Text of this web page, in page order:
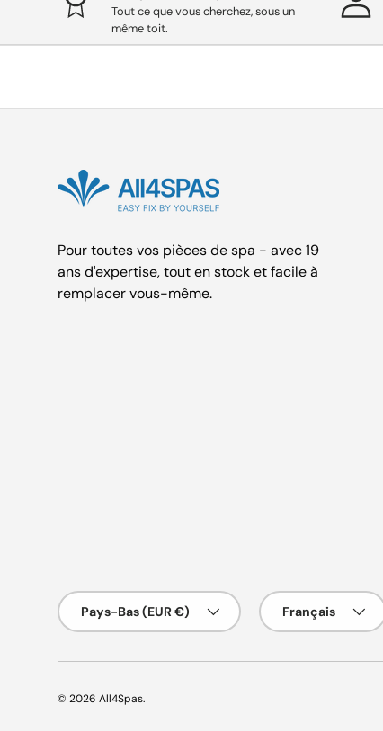
Tout ce que vous cherchez, sous un
même toit.
Pour toutes vos pièces de spa - avec 19
ans d'expertise, tout en stock et facile à
remplacer vous-même.
Pays/Région
Pays-Bas (EUR €)
Langue
Français
© 2026 All4Spas.